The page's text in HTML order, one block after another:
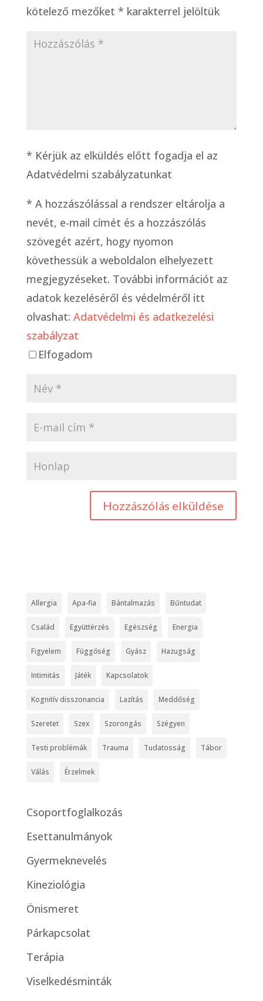
kötelező mezőket * karakterrel jelöltük
* Kérjük az elküldés előtt fogadja el az
Adatvédelmi szabályzatunkat
* A hozzászólással a rendszer eltárolja a
nevét, e-mail címét és a hozzászólás
szövegét azért, hogy nyomon
követhessük a weboldalon elhelyezett
megjegyzéseket. További információt az
adatok kezeléséről és védelméről itt
olvashat: Adatvédelmi és adatkezelési
szabályzat
Elfogadom
Allergia Apa-fia Bántalmazás Bűntudat
Család Együttérzés Egészség Energia
Figyelem Függőség Gyász Hazugság
Intimitás Játék Kapcsolatok
Kognitív disszonancia Lazítás Meddőség
Szeretet Szex Szorongás Szégyen
Testi problémák Trauma Tudatosság Tábor
Válás Érzelmek
Csoportfoglalkozás
Esettanulmányok
Gyermeknevelés
Kineziológia
Önismeret
Párkapcsolat
Terápia
Viselkedésminták